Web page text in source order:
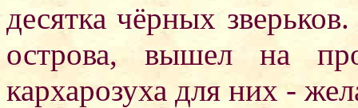
десятка чёрных
острова, вышел на
кархарозуха для них -